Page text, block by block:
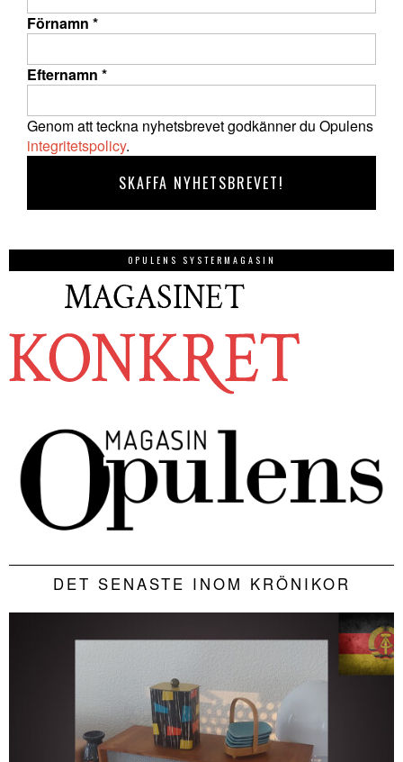
Förnamn *
Efternamn *
Genom att teckna nyhetsbrevet godkänner du Opulens
integritetspolicy.
OPULENS SYSTERMAGASIN
DET SENASTE INOM KRÖNIKOR